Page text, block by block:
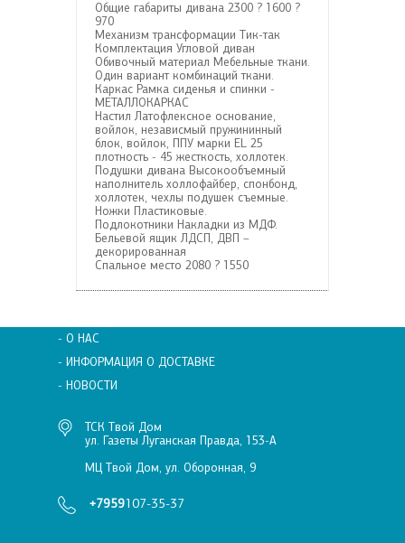
Общие габариты дивана 2300 ? 1600 ?
970
Механизм трансформации Тик-так
Комплектация Угловой диван
Обивочный материал Мебельные ткани.
Один вариант комбинаций ткани.
Каркас Рамка сиденья и спинки -
МЕТАЛЛОКАРКАС
Настил Латофлексное основание,
войлок, независмый пружининный
блок, войлок, ППУ марки EL 25
плотность - 45 жесткость, холлотек.
Подушки дивана Высокообъемный
наполнитель холлофайбер, спонбонд,
холлотек, чехлы подушек съемные.
Ножки Пластиковые.
Подлокотники Накладки из МДФ.
Бельевой ящик ЛДСП, ДВП –
декорированная
Спальное место 2080 ? 1550
- О НАС
- ИНФОРМАЦИЯ О ДОСТАВКЕ
- НОВОСТИ
ТСК Твой Дом
ул. Газеты Луганская Правда, 153-А
МЦ Твой Дом, ул. Оборонная, 9
+7959107-35-37